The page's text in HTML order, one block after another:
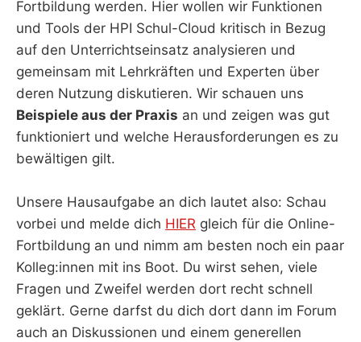
Fortbildung werden. Hier wollen wir Funktionen
und Tools der HPI Schul-Cloud kritisch in Bezug
auf den Unterrichtseinsatz analysieren und
gemeinsam mit Lehrkräften und Experten über
deren Nutzung diskutieren. Wir schauen uns
Beispiele aus der Praxis an und zeigen was gut
funktioniert und welche Herausforderungen es zu
bewältigen gilt.
Unsere Hausaufgabe an dich lautet also: Schau
vorbei und melde dich HIER gleich für die Online-
Fortbildung an und nimm am besten noch ein paar
Kolleg:innen mit ins Boot. Du wirst sehen, viele
Fragen und Zweifel werden dort recht schnell
geklärt. Gerne darfst du dich dort dann im Forum
auch an Diskussionen und einem generellen